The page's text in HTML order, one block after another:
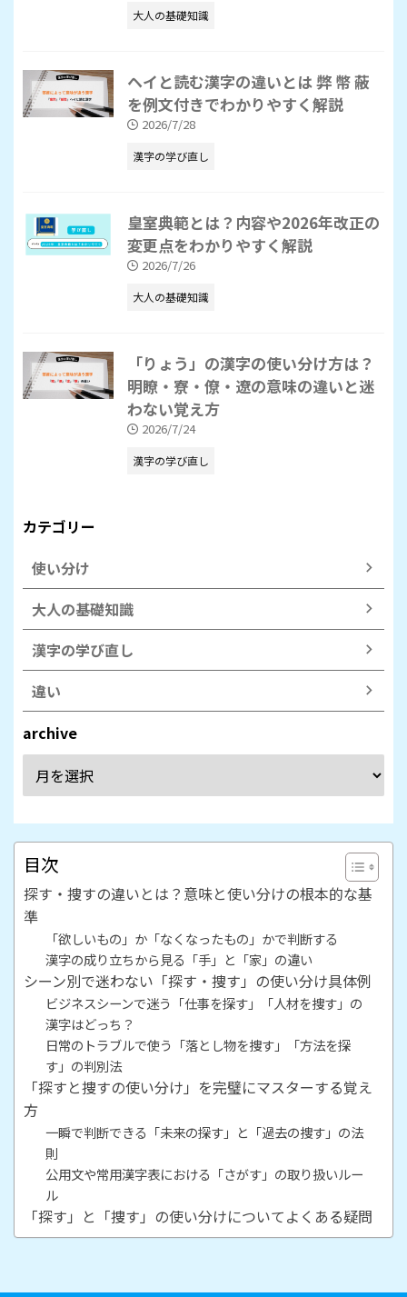
大人の基礎知識
ヘイと読む漢字の違いとは 弊 幣 蔽
を例文付きでわかりやすく解説
2026/7/28
漢字の学び直し
皇室典範とは？内容や2026年改正の
変更点をわかりやすく解説
2026/7/26
大人の基礎知識
「りょう」の漢字の使い分け方は？
明瞭・寮・僚・遼の意味の違いと迷
わない覚え方
2026/7/24
漢字の学び直し
カテゴリー
使い分け
大人の基礎知識
漢字の学び直し
違い
archive
目次
探す・捜すの違いとは？意味と使い分けの根本的な基
準
「欲しいもの」か「なくなったもの」かで判断する
漢字の成り立ちから見る「手」と「家」の違い
シーン別で迷わない「探す・捜す」の使い分け具体例
ビジネスシーンで迷う「仕事を探す」「人材を捜す」の
漢字はどっち？
日常のトラブルで使う「落とし物を捜す」「方法を探
す」の判別法
「探すと捜すの使い分け」を完璧にマスターする覚え
方
一瞬で判断できる「未来の探す」と「過去の捜す」の法
則
公用文や常用漢字表における「さがす」の取り扱いルー
ル
「探す」と「捜す」の使い分けについてよくある疑問